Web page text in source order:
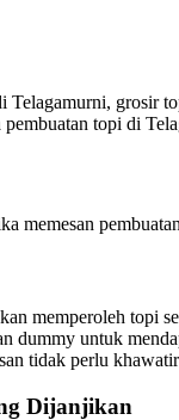
grosir
pembuatan topi di
memesan
memperoleh topi
dummy untuk
tidak perlu
Dijanjikan